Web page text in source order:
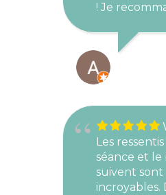
! Je
Les
séance et
suivent sont
incroyables.